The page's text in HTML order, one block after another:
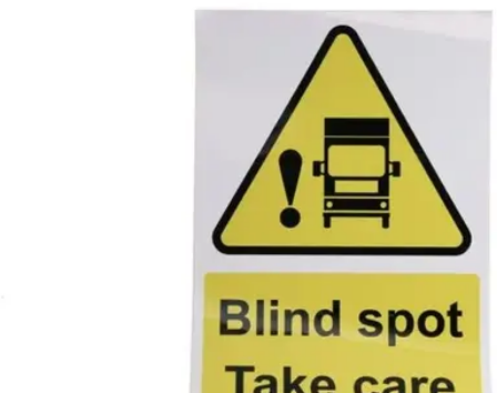
ComparativasPlataformas